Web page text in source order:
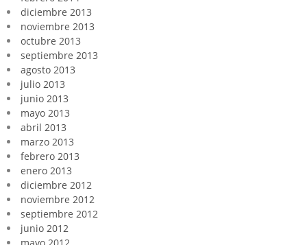
diciembre 2013
noviembre 2013
octubre 2013
septiembre 2013
agosto 2013
julio 2013
junio 2013
mayo 2013
abril 2013
marzo 2013
febrero 2013
enero 2013
diciembre 2012
noviembre 2012
septiembre 2012
junio 2012